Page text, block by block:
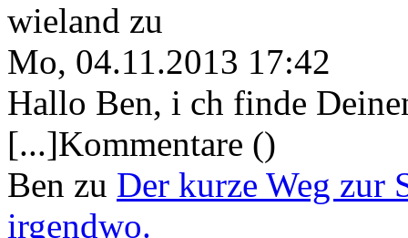
wieland zu
Mo, 04.11.2013 17:42
Hallo Ben, i ch finde
[...]Kommentare ()
Ben zu Der kurze Weg zur
irgendwo.